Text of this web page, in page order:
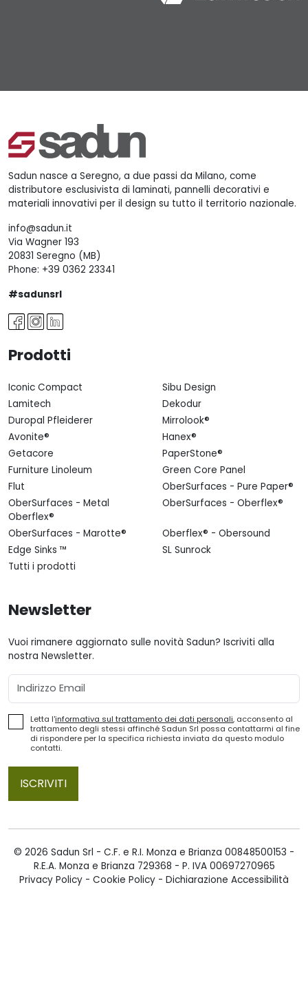
Sadun nasce a Seregno, a due passi da Milano, come
distributore esclusivista di laminati, pannelli decorativi e
materiali innovativi per il design su tutto il territorio nazionale.
info@sadun.it
Via Wagner 193
20831 Seregno (MB)
Phone: +39 0362 23341
#sadunsrl
Prodotti
Iconic Compact
Sibu Design
Lamitech
Dekodur
Duropal Pfleiderer
Mirrolook®
Avonite®
Hanex®
Getacore
PaperStone®
Furniture Linoleum
Green Core Panel
Flut
OberSurfaces - Pure Paper®
OberSurfaces - Metal
Oberflex®
OberSurfaces - Oberflex®
OberSurfaces - Marotte®
Oberflex® - Obersound
Edge Sinks ™
SL Sunrock
Tutti i prodotti
Newsletter
Vuoi rimanere aggiornato sulle novità Sadun? Iscriviti alla
nostra Newsletter.
Email
Letta l'informativa sul trattamento dei dati personali, acconsento al
trattamento degli stessi affinché Sadun Srl possa contattarmi al fine
di rispondere per la specifica richiesta inviata da questo modulo
contatti.
ISCRIVITI
© 2026 Sadun Srl - C.F. e R.I. Monza e Brianza 00848500153 -
R.E.A. Monza e Brianza 729368 - P. IVA 00697270965
Privacy Policy - Cookie Policy - Dichiarazione Accessibilità